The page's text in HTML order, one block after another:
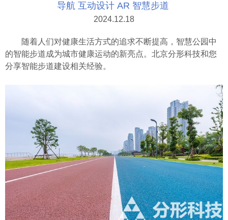
导航 互动设计 AR 智慧步道
2024.12.18
随着人们对健康生活方式的追求不断提高，智慧公园中
的智能步道成为城市健康运动的新亮点。北京分形科技和您
分享智能步道建设相关经验。